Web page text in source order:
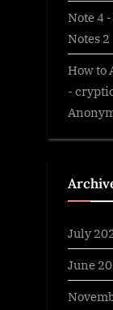
Note 4
Notes 2
How to
-
July
June